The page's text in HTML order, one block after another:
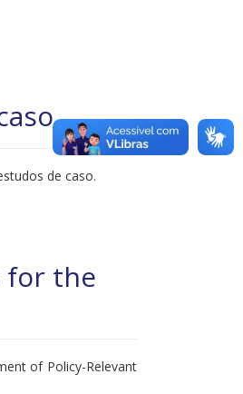
de caso.
for the
of Policy-Relevant